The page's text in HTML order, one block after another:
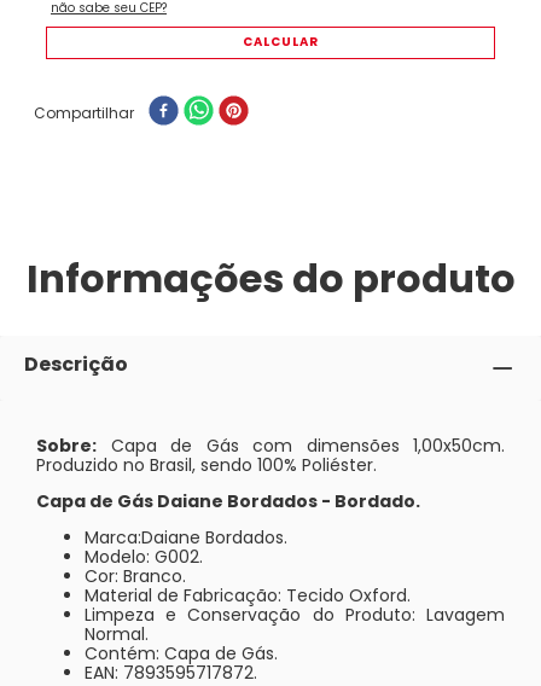
Compartilhar
Informações do produto
Descrição
Sobre: Capa de Gás com dimensões 1,00x50cm.
Produzido no Brasil, sendo 100% Poliéster.
Capa de Gás Daiane Bordados - Bordado.
Marca:Daiane Bordados.
Modelo: G002.
Cor: Branco.
Material de Fabricação: Tecido Oxford.
Limpeza e Conservação do Produto: Lavagem
Normal.
Contém: Capa de Gás.
EAN: 7893595717872.